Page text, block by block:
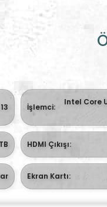
İşlemci:
Intel Core
HDMI Çıkışı:
Ekran Kartı: